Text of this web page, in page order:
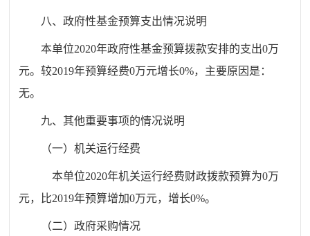
八、政府性基金预算支出情况说明
本单位2020年政府性基金预算拨款安排的支出0万
元。较2019年预算经费0万元增长0%，主要原因是：
无。
九、其他重要事项的情况说明
（一）机关运行经费
本单位2020年机关运行经费财政拨款预算为0万
元，比2019年预算增加0万元，增长0%。
（二）政府采购情况